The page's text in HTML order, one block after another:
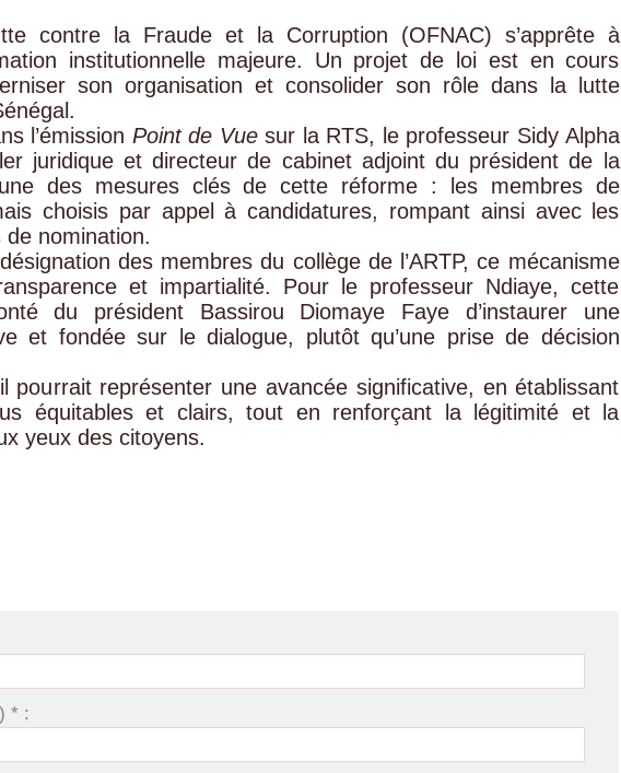
contre la Fraude et la Corruption (OFNAC) s’apprête à
institutionnelle majeure. Un projet de loi est en cours
son organisation et consolider son rôle dans la lutte
l’émission Point de Vuesur la RTS, le professeur Sidy Alpha
juridique et directeur de cabinet adjoint du président de la
des mesures clés de cette réforme : les membres de
choisis par appel à candidatures, rompant ainsi avec les
nomination.
des membres du collège de l’ARTP, ce mécanisme
et impartialité. Pour le professeur Ndiaye, cette
du président Bassirou Diomaye Faye d’instaurer une
et fondée sur le dialogue, plutôt qu’une prise de décision
pourrait représenter une avancée significative, en établissant
équitables et clairs, tout en renforçant la légitimité et la
yeux des citoyens.
* :